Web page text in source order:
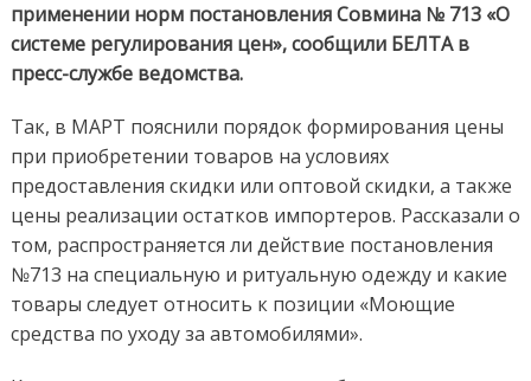
применении норм постановления Совмина № 713 «О
системе регулирования цен», сообщили БЕЛТА в
пресс-службе ведомства.
Так, в МАРТ пояснили порядок формирования цены
при приобретении товаров на условиях
предоставления скидки или оптовой скидки, а также
цены реализации остатков импортеров. Рассказали о
том, распространяется ли действие постановления
№713 на специальную и ритуальную одежду и какие
товары следует относить к позиции «Моющие
средства по уходу за автомобилями».